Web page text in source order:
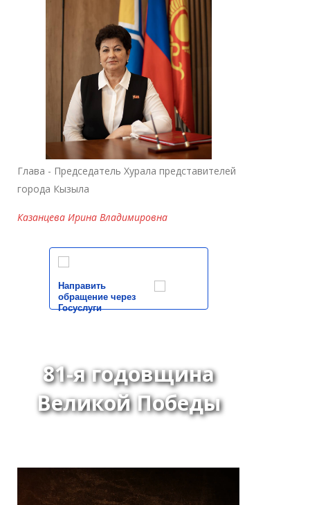
Глава - Председатель Хурала представителей
города Кызыла
Казанцева Ирина Владимировна
Направить
обращение через
Госуслуги
81-я годовщина
Великой Победы